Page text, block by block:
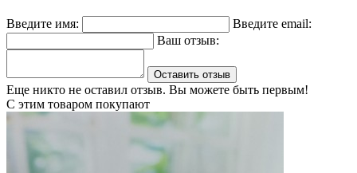
Введите имя:
Введите email:
Ваш отзыв:
Оставить отзыв
Еще никто не оставил отзыв. Вы можете быть первым!
С этим товаром покупают